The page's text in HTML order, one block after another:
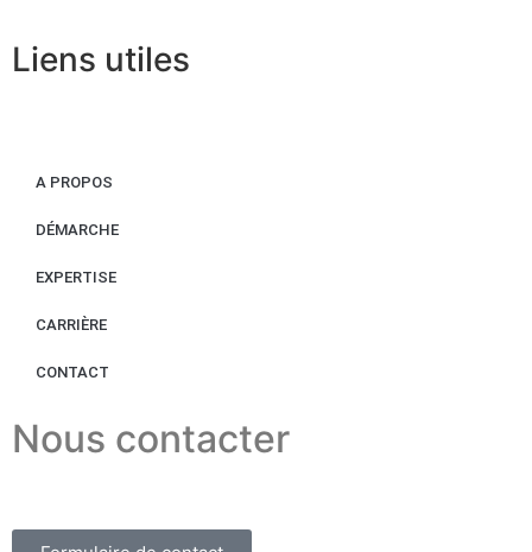
Liens utiles
A PROPOS
DÉMARCHE
EXPERTISE
CARRIÈRE
CONTACT
Nous contacter